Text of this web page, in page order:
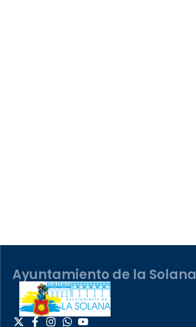
Ayuntamiento de la Solana